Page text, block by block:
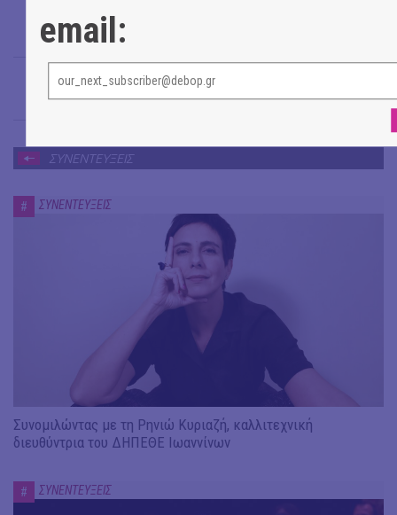
→
ΣΥΝΕΝΤΕΥΞΕΙΣ
# ΣΥΝΕΝΤΕΥΞΕΙΣ
Συνομιλώντας με τη Ρηνιώ Κυριαζή, καλλιτεχνική
διευθύντρια του ΔΗΠΕΘΕ Ιωαννίνων
# ΣΥΝΕΝΤΕΥΞΕΙΣ
email: